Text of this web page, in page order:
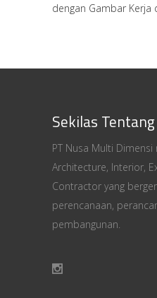
dengan Gambar Kerja
Sekilas
PT Nusa Multi
Architecture, Interior,
Contractor yang
perencanaan,
pembangunan.